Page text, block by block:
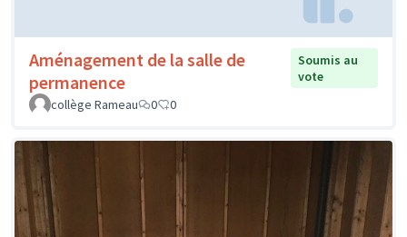
Aménagement de la salle de
permanence
Soumis au
vote
collège Rameau
0 0